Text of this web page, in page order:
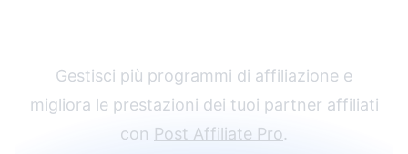
Gestisci più programmi di affiliazione e
migliora le prestazioni dei tuoi partner affiliati
con Post Affiliate Pro.